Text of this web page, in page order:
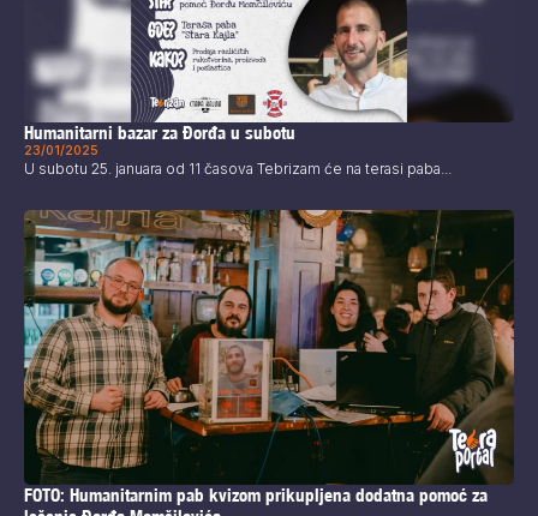
Humanitarni bazar za Đorđa u subotu
23/01/2025
U subotu 25. januara od 11 časova Tebrizam će na terasi paba...
FOTO: Humanitarnim pab kvizom prikupljena dodatna pomoć za